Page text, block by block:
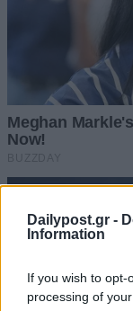
Dailypost.gr -
Information
If you wish to
processing of